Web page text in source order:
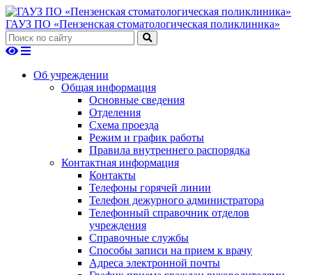
ГАУЗ ПО «Пензенская стоматологическая поликлиника»
Об учреждении
Общая информация
Основные сведения
Отделения
Схема проезда
Режим и график работы
Правила внутреннего распорядка
Контактная информация
Контакты
Телефоны горячей линии
Телефон дежурного администратора
Телефонный справочник отделов
учреждения
Справочные службы
Способы записи на прием к врачу
Адреса электронной почты